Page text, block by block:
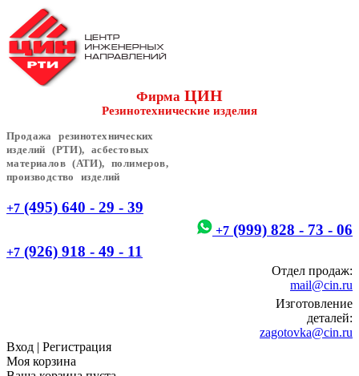
Фирма ЦИН
Резинотехнические изделия
Продажа резинотехнических
изделий (РТИ), асбестовых
материалов (АТИ), полимеров,
производство изделий
+7 (495) 640 - 29 - 39
+7 (999) 828 - 73 - 06
+7 (926) 918 - 49 - 11
Отдел продаж:
mail@cin.ru
Изготовление
деталей:
zagotovka@cin.ru
Вход | Регистрация
Моя корзина